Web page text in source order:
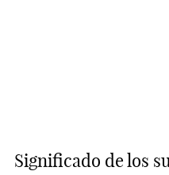
Significado de los